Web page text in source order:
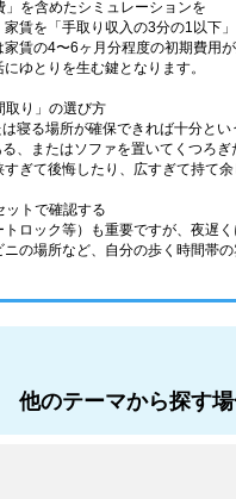
を含めたシミュレーションを
賃を「手取り収入の3分の1以下
賃の4〜6ヶ月分程度の初期費用
ゆとりを生む鍵となります。
取り」の選び方
寝る場所が確保できれば十分とい
、またはソファを置いてくつろ
ぎて後悔したり、広すぎて持て余
ットで確認する
ロック等）も重要ですが、夜遅
の場所など、自分の歩く時間帯
他のテーマから探す